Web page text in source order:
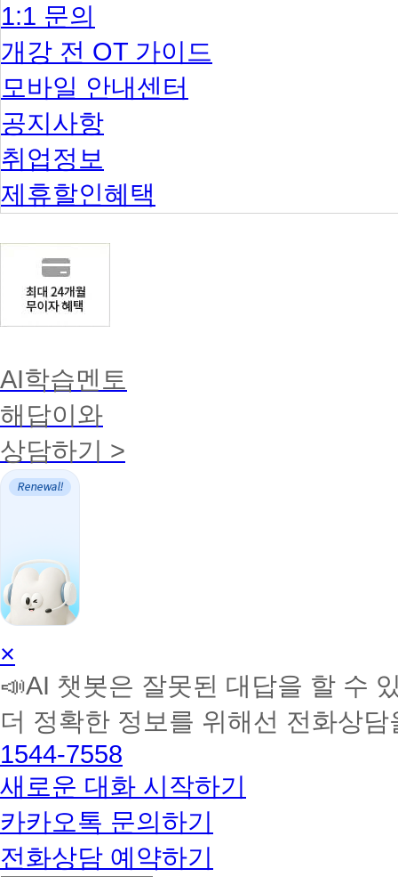
1:1 문의
개강 전 OT 가이드
모바일 안내센터
공지사항
취업정보
제휴할인혜택
AI학습멘토
해답이와
상담하기 >
AI
학
습
토
커
BETA
×
📣AI 챗봇은 잘못된 대답을 할 수
더 정확한 정보를 위해선 전화상
1544-7558
새로운 대화 시작하기
카카오톡 문의하기
전화상담 예약하기